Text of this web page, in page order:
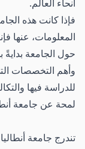
أنحاء العالم.
فإذا كانت هذه
المعلومات، عنها
حول الجامعة بدايةً
وأهم التخصصات
للدراسة فيها
لمحة عن جامعة
تندرج جامعة